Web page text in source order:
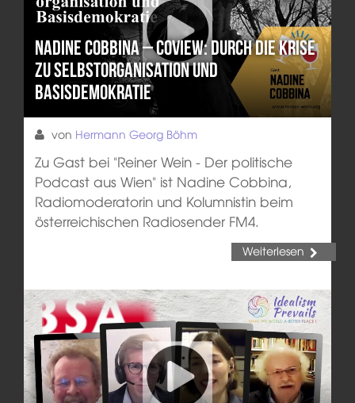
Nadine Cobbina – Coview: Durch die Krise
zu Selbstorganisation und
Basisdemokratie
von Hermann Georg Böhm
Zu Gast bei "Reiner Wein - Der politische
Podcast aus Wien" ist Nadine Cobbina,
Radiomoderatorin und Kolumnistin beim
österreichischen Radiosender FM4.
Weiterlesen